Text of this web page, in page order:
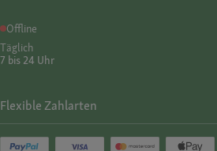
Offline
Täglich
7 bis 24 Uhr
Flexible Zahlarten